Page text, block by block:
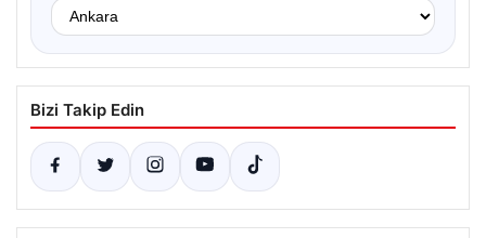
Bizi Takip Edin